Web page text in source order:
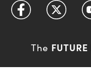
The FUTURE